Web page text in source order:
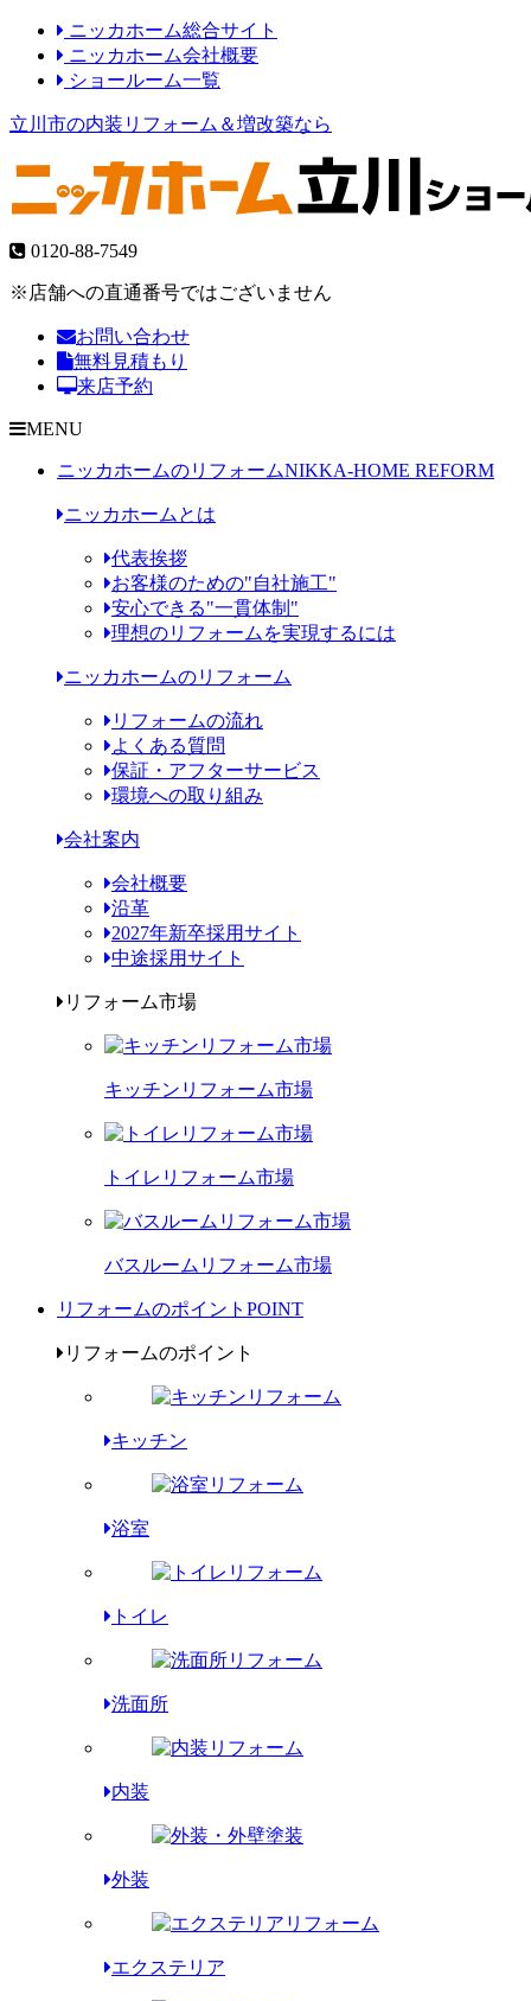
ニッカホーム総合サイト
ニッカホーム会社概要
ショールーム一覧
立川市の内装リフォーム＆増改築なら
0120-88-7549
※店舗への直通番号ではございません
お問い合わせ
無料見積もり
来店予約
MENU
ニッカホームのリフォームNIKKA-HOME REFORM
ニッカホームとは
代表挨拶
お客様のための"自社施工"
安心できる"一貫体制"
理想のリフォームを実現するには
ニッカホームのリフォーム
リフォームの流れ
よくある質問
保証・アフターサービス
環境への取り組み
会社案内
会社概要
沿革
2027年新卒採用サイト
中途採用サイト
リフォーム市場
キッチンリフォーム市場
トイレリフォーム市場
バスルームリフォーム市場
リフォームのポイント POINT
リフォームのポイント
キッチン
浴室
トイレ
洗面所
内装
外装
エクステリア